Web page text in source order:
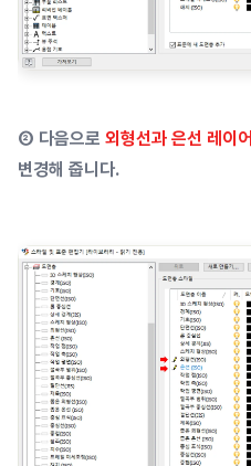
② 다음으로 외형선과 은선 레이어
변경해 줍니다.